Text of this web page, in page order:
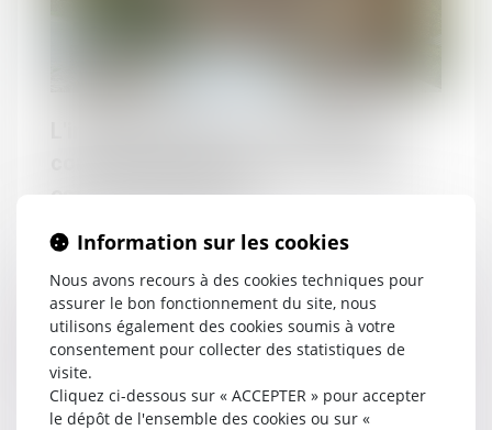
est-il un bien propre?
18/09/2019 Divorce et séparation
Information sur les cookies
Nous avons recours à des cookies techniques pour
assurer le bon fonctionnement du site, nous
utilisons également des cookies soumis à votre
consentement pour collecter des statistiques de
visite.
Cliquez ci-dessous sur « ACCEPTER » pour accepter
le dépôt de l'ensemble des cookies ou sur «